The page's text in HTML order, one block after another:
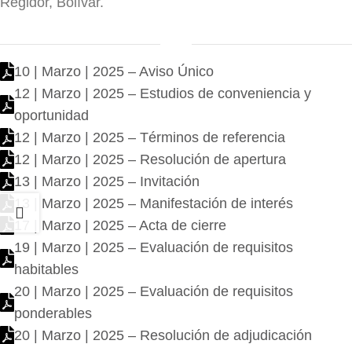
10 | Marzo | 2025 – Aviso Único
12 | Marzo | 2025 – Estudios de conveniencia y
oportunidad
12 | Marzo | 2025 – Términos de referencia
12 | Marzo | 2025 – Resolución de apertura
13 | Marzo | 2025 – Invitación
13 | Marzo | 2025 – Manifestación de interés
17 | Marzo | 2025 – Acta de cierre
19 | Marzo | 2025 – Evaluación de requisitos
habitables
20 | Marzo | 2025 – Evaluación de requisitos
ponderables
20 | Marzo | 2025 – Resolución de adjudicación